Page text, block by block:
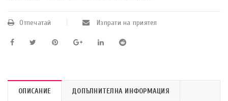
Отпечатай Изпрати на приятел
ОПИСАНИЕ ДОПЪЛНИТЕЛНА ИНФОРМАЦИЯ